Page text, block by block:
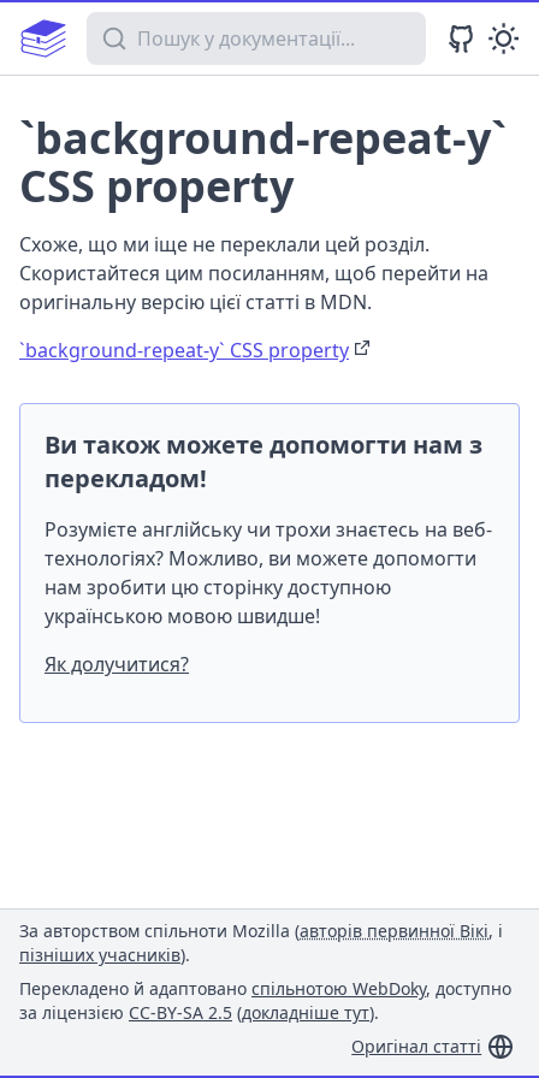
Пошук у документації
`background-repeat-y`
CSS property
Схоже, що ми іще не переклали цей розділ.
Скористайтеся цим посиланням, щоб перейти на
оригінальну версію цієї статті в MDN.
`background-repeat-y` CSS property
Ви також можете допомогти нам з
перекладом!
Розумієте англійську чи трохи знаєтесь на веб-
технологіях? Можливо, ви можете допомогти
нам зробити цю сторінку доступною
українською мовою швидше!
Як долучитися?
За авторством спільноти Mozilla (авторів первинної Вікі, і
пізніших учасників).
Перекладено й адаптовано спільнотою WebDoky, доступно
за ліцензією CC-BY-SA 2.5 (докладніше тут).
Оригінал статті